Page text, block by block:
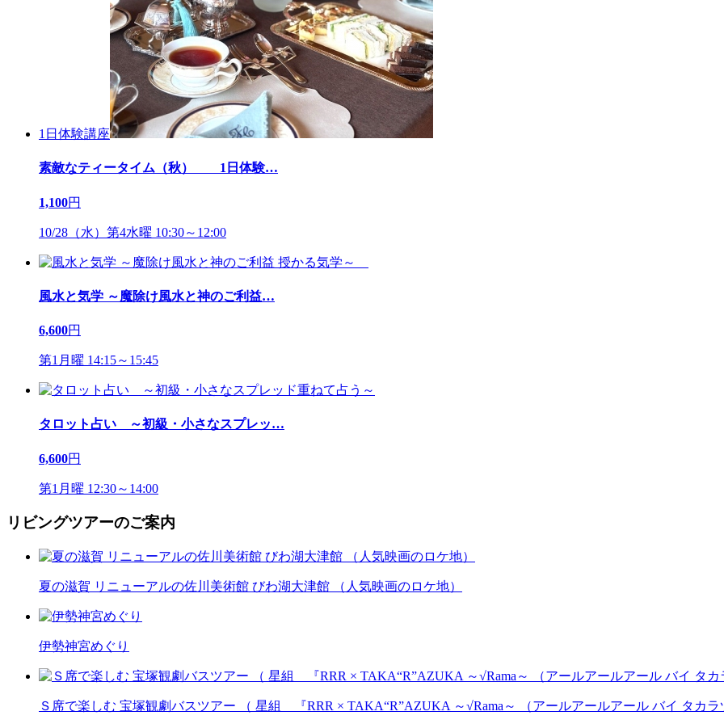
1日体験講座
素敵なティータイム（秋） 1日体験…
1,100円
10/28（水）第4水曜 10:30～12:00
風水と気学 ～魔除け風水と神のご利益…
6,600円
第1月曜 14:15～15:45
タロット占い ～初級・小さなスプレッ…
6,600円
第1月曜 12:30～14:00
リビングツアーのご案内
夏の滋賀 リニューアルの佐川美術館 びわ湖大津館 （人気映画のロケ地）
伊勢神宮めぐり
Ｓ席で楽しむ 宝塚観劇バスツアー （ 星組 『RRR × TAKA“R”AZUKA ～√Rama～ （アールアールアール バイ タカラ